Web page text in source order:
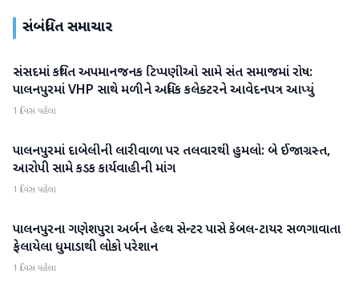
સંબંધિત સમાચાર
બનાસકાંઠા
સંસદમાં કથિત અપમાનજનક ટિપ્પણીઓ સામે સંત સમાજમાં રોષ:
પાલનપુરમાં VHP સાથે મળીને અધિક કલેક્ટરને આવેદનપત્ર આપ્યું
1 દિવસ પહેલા
બનાસકાંઠા
પાલનપુરમાં દાબેલીની લારીવાળા પર તલવારથી હુમલો: બે ઈજાગ્રસ્ત,
આરોપી સામે કડક કાર્યવાહીની માંગ
1 દિવસ પહેલા
બનાસકાંઠા
પાલનપુરના ગણેશપુરા અર્બન હેલ્થ સેન્ટર પાસે કેબલ-ટાયર સળગાવાતા
ફેલાયેલા ધુમાડાથી લોકો પરેશાન
1 દિવસ પહેલા